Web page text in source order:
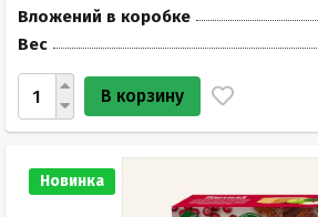
Вложений в коробке
Вес
В корзину
Новинка